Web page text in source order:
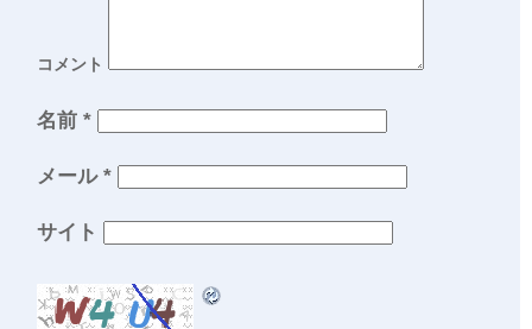
コメント
名前 *
メール *
サイト